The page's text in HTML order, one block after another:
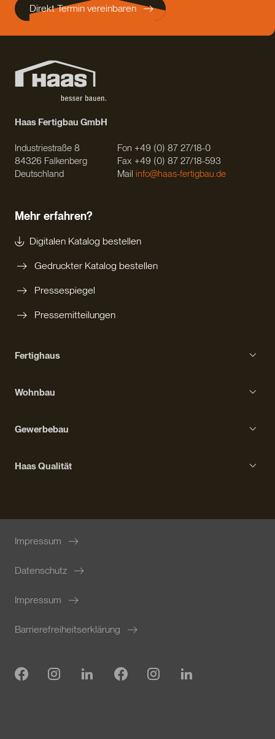
Direkt Termin vereinbaren
Haas Fertigbau GmbH
Industriestraße 8
84326 Falkenberg
Deutschland
Fon +49 (0) 87 27/18-0
Fax +49 (0) 87 27/18-593
Mail info@haas-fertigbau.de
Mehr erfahren?
Digitalen Katalog bestellen
Gedruckter Katalog bestellen
Pressespiegel
Pressemitteilungen
Fertighaus
Kompakthaus
Stadtvilla
Wohnbau
Ausstattung
Gewerbebau
Ausstattung
Haas Qualität
Nachhaltiges Bauen
Impressum
Datenschutz
Impressum
Barrierefreiheitserklärung